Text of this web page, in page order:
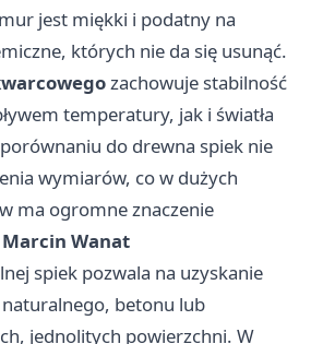
jest miękki i podatny na
których nie da się usunąć.
zachowuje stabilność
temperatury, jak i światła
porównaniu do drewna spiek nie
wymiarów, co w dużych
ma ogromne znaczenie
Marcin Wanat
spiek pozwala na uzyskanie
betonu lub
jednolitych powierzchni. W